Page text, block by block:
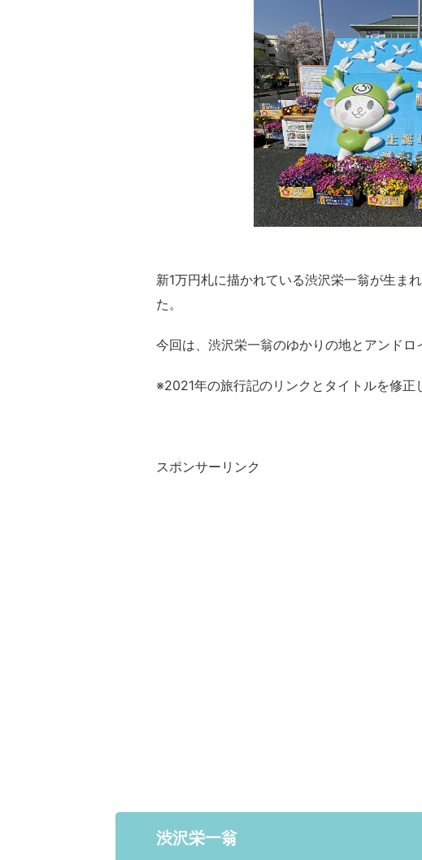
新1万円札に描かれている渋沢栄一翁が生ま
た。
今回は、渋沢栄一翁のゆかりの地とアンドロ
※2021年の旅行記のリンクとタイトルを修正
スポンサーリンク
渋沢栄一翁